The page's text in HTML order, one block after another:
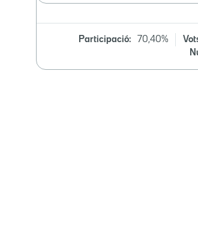
Participació: 70,40%